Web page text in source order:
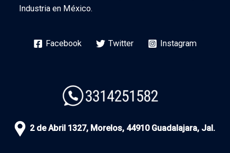
Industria en México.
Facebook Twitter Instagram
2 de Abril 1327, Morelos, 44910 Guadalajara, Jal.